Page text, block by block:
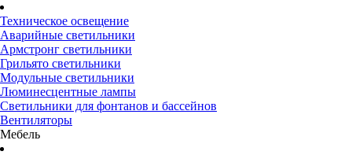
Техническое освещение
Аварийные светильники
Армстронг светильники
Грильято светильники
Модульные светильники
Люминесцентные лампы
Светильники для фонтанов и бассейнов
Вентиляторы
Мебель